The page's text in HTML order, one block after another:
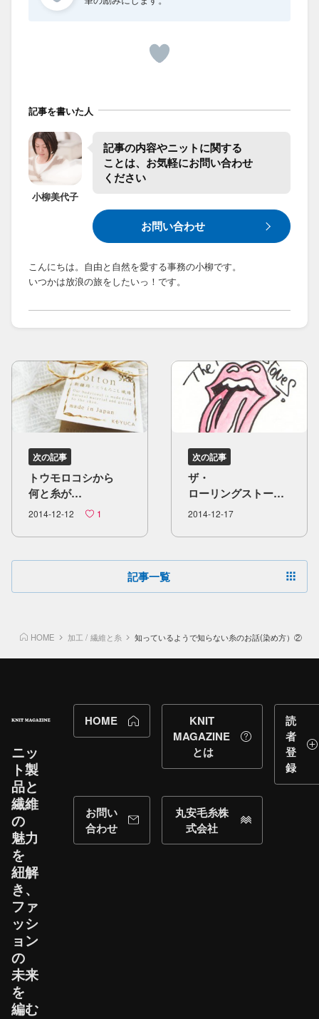
記事を書いた人
小柳美代子
記事の​内容や​ニットに​関する​
ことは、​お気軽に​お問い合わせ​
ください
お問い合わせ
こんにちは。自由と自然を愛する事務の小柳です。
いつかは放浪の旅をしたいっ！です。
次の記事
トウモロコシから​
何と​糸が​
出来るんですよ！
2014-12-12 1
次の記事
ザ・
ローリングストーン
ズ！！​“キース・
時の​あの​
2014-12-17
記事一覧
HOME 加工 / 繊維と糸 知っているようで知らない糸のお話(染め方）②
ニッ
ト製
品と​
繊維
の​
魅力
を​
紐解
き、​
ファ
ッシ
ョン
の​
未来
を​
編む
HOME
KNIT
MAGAZINE
とは
読
者
登
録
お問い
合わせ
丸安毛糸株
式会社